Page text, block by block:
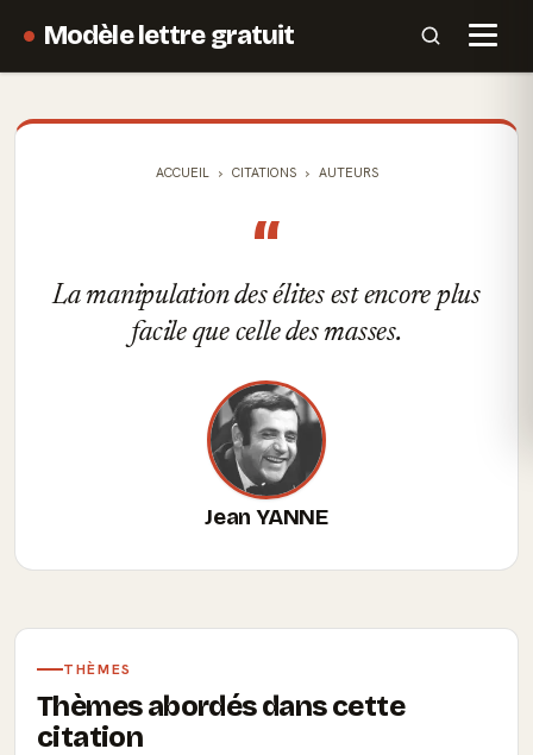
Modèle lettre gratuit
ACCUEIL CITATIONS AUTEURS
“
La manipulation des élites est encore plus
facile que celle des masses.
Jean YANNE
THÈMES
Thèmes abordés dans cette
citation